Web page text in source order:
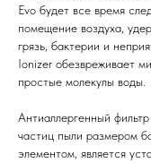
Evo будет все время
помещение воздуха,
грязь, бактерии и
Ionizer обезвреживает
простые молекулы воды.
Антиаллергенный
частиц пыли размером
элементом, является